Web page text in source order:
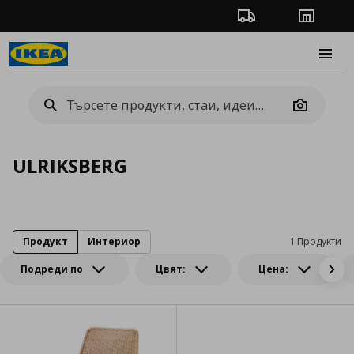
Проследяване на
Camera
ULRIKSBERG
Подреди по Цвят: Цена:
1 Продукти
Продукт Интериор